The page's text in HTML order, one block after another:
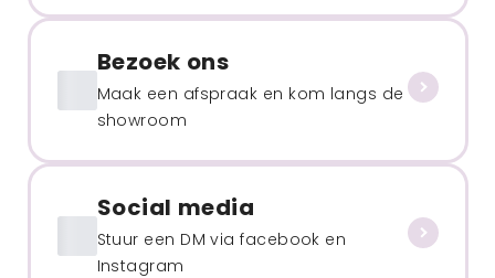
Bezoek ons
Maak een afspraak en kom langs de
showroom
Social media
Stuur een DM via facebook en
Instagram